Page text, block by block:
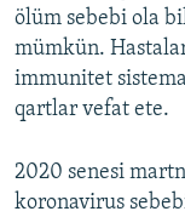
ölüm sebebi ola
mümkün.
immunitet
qartlar vefat ete.
2020 senesi
koronavirus